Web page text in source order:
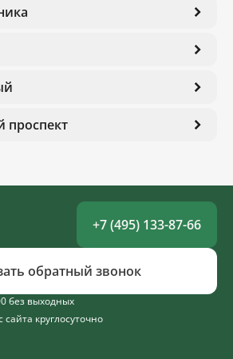
проспект
без выходных
круглосуточно
+7 (495) 133-87-66
обратный звонок